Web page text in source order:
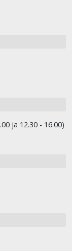
ja 12.30 - 16.00)